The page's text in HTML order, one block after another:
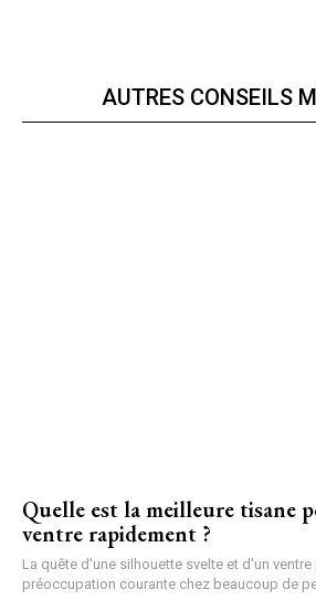
AUTRES CONSEILS
Quelle est la meilleure tisane
ventre rapidement ?
La quête d'une silhouette svelte et d'un ventre
préoccupation courante chez beaucoup de